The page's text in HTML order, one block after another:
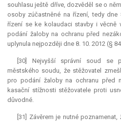
souhlasu ještě dříve, dozvěděl se o
osoby zúčastněné na řízení, tedy dne
řízení se ke kolaudaci stavby i věcně
podání žaloby na ochranu před
uplynula nejpozději dne 8. 10. 2012 (§
[30] Nejvyšší správní soud se
městského soudu, že stěžovatel
pro podání žaloby na ochranu před
kasační stížnosti stěžovatele proti
důvodné.
[31] Závěrem je nutné